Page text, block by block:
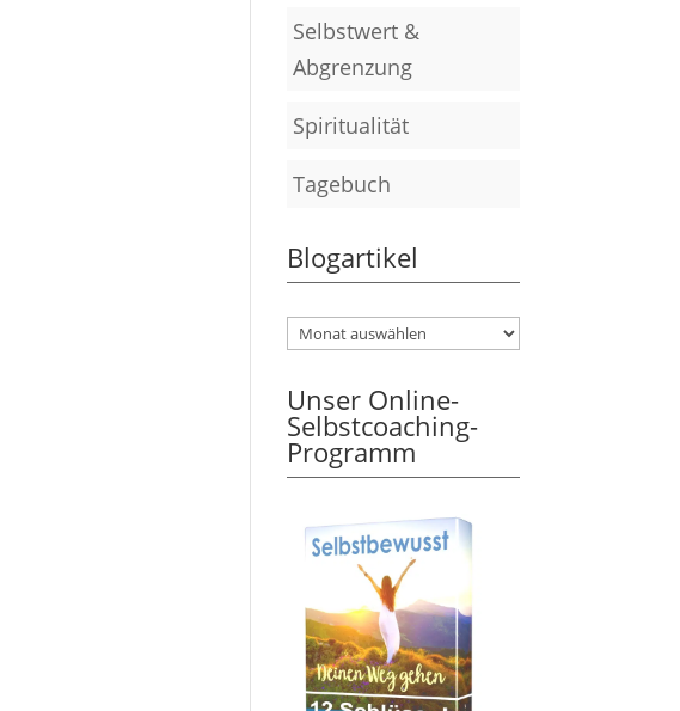
Selbstwert &
Abgrenzung
Spiritualität
Tagebuch
Blogartikel
Unser Online-
Selbstcoaching-
Programm